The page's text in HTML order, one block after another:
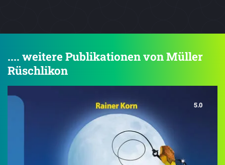
.... weitere Publikationen von Müller
Rüschlikon
5.0